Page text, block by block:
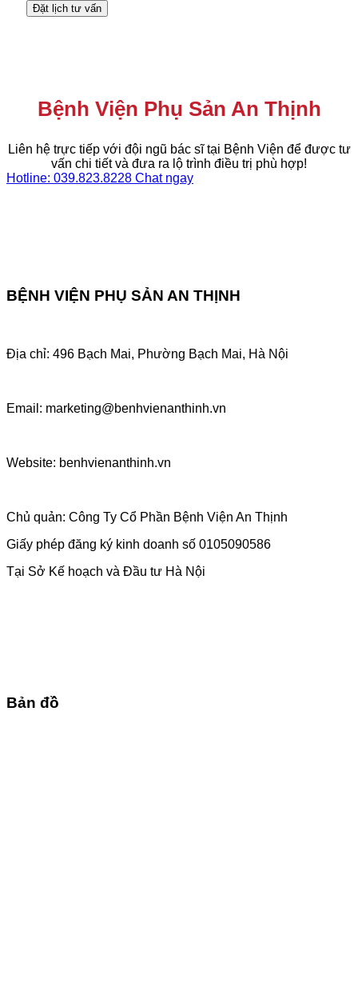
Bệnh Viện Phụ Sản An Thịnh
Liên hệ trực tiếp với đội ngũ bác sĩ tại Bệnh Viện để được tư
vấn chi tiết và đưa ra lộ trình điều trị phù hợp!
Hotline: 039.823.8228 Chat ngay
BỆNH VIỆN PHỤ SẢN AN THỊNH
Địa chỉ: 496 Bạch Mai, Phường Bạch Mai, Hà Nội
Email: marketing@benhvienanthinh.vn
Website: benhvienanthinh.vn
Chủ quản: Công Ty Cổ Phần Bệnh Viện An Thịnh
Giấy phép đăng ký kinh doanh số 0105090586
Tại Sở Kế hoạch và Đầu tư Hà Nội
Bản đồ